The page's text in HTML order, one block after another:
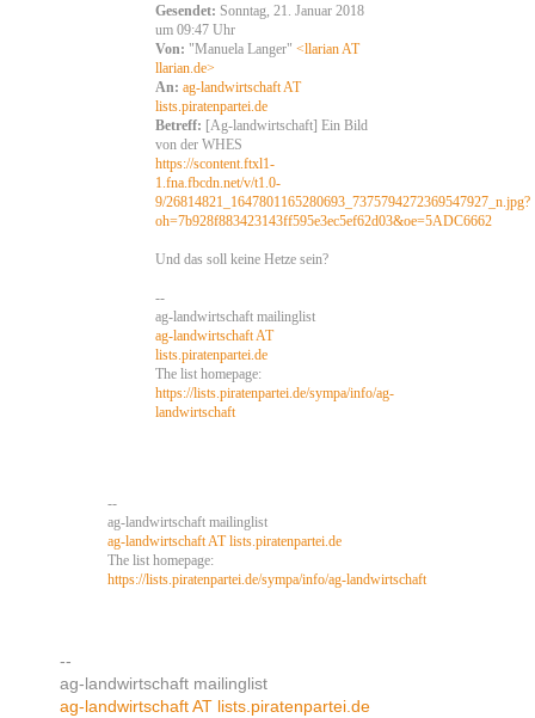
Gesendet: Sonntag, 21. Januar 2018
um 09:47 Uhr
Von: "Manuela Langer" <llarian AT
llarian.de>
An: ag-landwirtschaft AT
lists.piratenpartei.de
Betreff: [Ag-landwirtschaft] Ein Bild
von der WHES
https://scontent.ftxl1-
1.fna.fbcdn.net/v/t1.0-
9/26814821_1647801165280693_7375794272369547927_n.jpg?
oh=7b928f883423143ff595e3ec5ef62d03&oe=5ADC6662
Und das soll keine Hetze sein?
--
ag-landwirtschaft mailinglist
ag-landwirtschaft AT
lists.piratenpartei.de
The list homepage:
https://lists.piratenpartei.de/sympa/info/ag-
landwirtschaft
--
ag-landwirtschaft mailinglist
ag-landwirtschaft AT lists.piratenpartei.de
The list homepage:
https://lists.piratenpartei.de/sympa/info/ag-landwirtschaft
--
ag-landwirtschaft mailinglist
ag-landwirtschaft AT lists.piratenpartei.de